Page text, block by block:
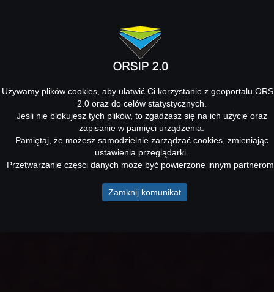
Używamy plików cookies, aby ułatwić Ci korzystanie z geoportalu
2.0 oraz do celów statystycznych.
Jeśli nie blokujesz tych plików, to zgadzasz się na ich użycie oraz
zapisanie w pamięci urządzenia.
Pamiętaj, że możesz samodzielnie zarządzać cookies, zmieniając
ustawienia przeglądarki.
Przetwarzanie części danych może być powierzone innym
Zamknij komunikat